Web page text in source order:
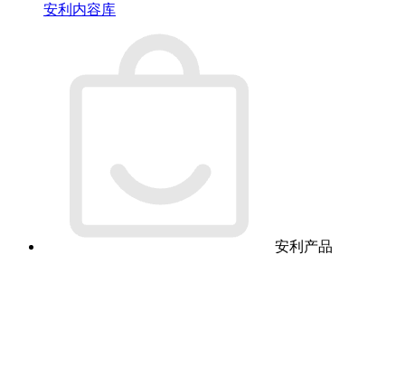
安利内容库
安利产品